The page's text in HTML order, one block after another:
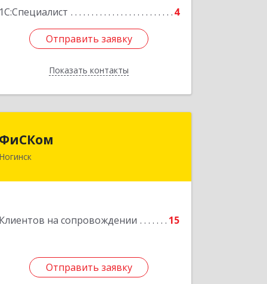
1С:Специалист
4
Отправить заявку
Показать контакты
Отправить заявку
Назад
ФиСКом
Ногинск
Клиентов на сопровождении 15
Отправить заявку
142403, Московская обл., г.Ногинск,
Отправить заявку